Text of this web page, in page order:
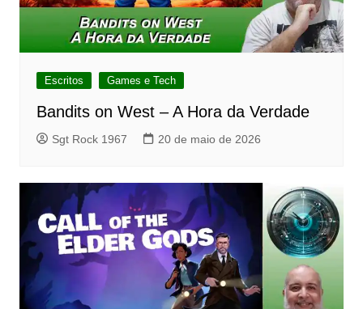
Escritos Games e Tech
Bandits on West – A Hora da Verdade
Sgt Rock 1967 20 de maio de 2026